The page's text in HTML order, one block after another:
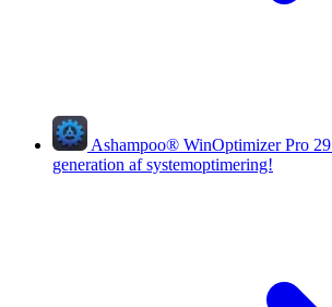
Ashampoo® WinOptimizer Pro 29
generation af systemoptimering!